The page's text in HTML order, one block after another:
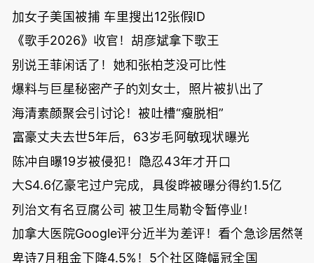
加女子美国被捕 车里搜出12张假ID
《歌手2026》收官！胡彦斌拿下歌王
别说王菲闲话了！她和张柏芝没可比性
爆料与巨星秘密产子的刘女士，照片被扒出了
海清素颜聚会引讨论！被吐槽“瘦脱相”
富豪丈夫去世5年后，63岁毛阿敏现状曝光
陈冲自曝19岁被侵犯！隐忍43年才开口
大S4.6亿豪宅过户完成，具俊晔被曝分得约1.5亿
列治文有名豆腐公司 被卫生局勒令暂停业！
加拿大医院Google评分近半为差评！看个急诊居然等
卑诗7月租金下降4.5%！5个社区降幅冠全国